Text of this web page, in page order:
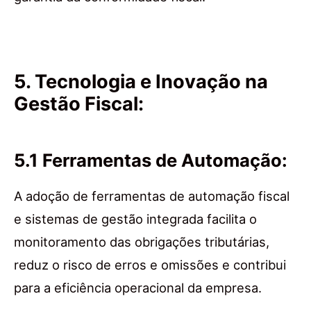
5. Tecnologia e Inovação na
Gestão Fiscal:
5.1 Ferramentas de Automação:
A adoção de ferramentas de automação fiscal
e sistemas de gestão integrada facilita o
monitoramento das obrigações tributárias,
reduz o risco de erros e omissões e contribui
para a eficiência operacional da empresa.